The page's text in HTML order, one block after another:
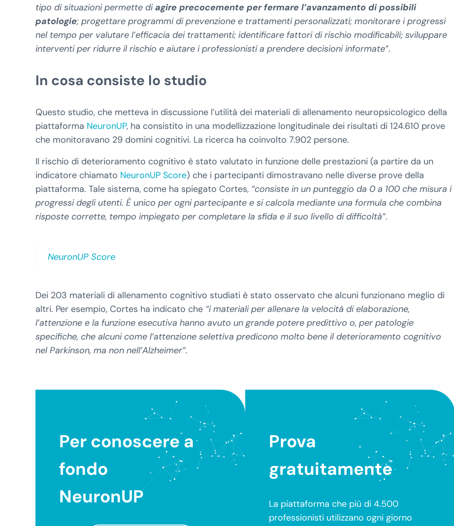
tipo di situazioni permette diagire precocemente per fermare l’avanzamento di possibili
patologie; progettare programmi di prevenzione e trattamenti personalizzati; monitorare i progressi
nel tempo per valutare l’efficacia dei trattamenti; identificare fattori di rischio modificabili; sviluppare
interventi per ridurre il rischio e aiutare i professionisti a prendere decisioni informate”.
In cosa consiste lo studio
Questo studio, che metteva in discussione l’utilità dei materiali di allenamento neuropsicologico della
piattaforma NeuronUP, ha consistito in una modellizzazione longitudinale dei risultati di 124.610 prove
che monitoravano 29 domini cognitivi. La ricerca ha coinvolto 7.902 persone.
Il rischio di deterioramento cognitivo è stato valutato in funzione delle prestazioni (a partire da un
indicatore chiamato NeuronUP Score) che i partecipanti dimostravano nelle diverse prove della
piattaforma. Tale sistema, come ha spiegato Cortes, “consiste in un punteggio da 0 a 100 che misura i
progressi degli utenti. È unico per ogni partecipante e si calcola mediante una formula che combina
risposte corrette, tempo impiegato per completare la sfida e il suo livello di difficoltà”.
NeuronUP Score
Dei 203 materiali di allenamento cognitivo studiati è stato osservato che alcuni funzionano meglio di
altri. Per esempio, Cortes ha indicato che “i materiali per allenare la velocità di elaborazione,
l’attenzione e la funzione esecutiva hanno avuto un grande potere predittivo o, per patologie
specifiche, che alcuni come l’attenzione selettiva predicono molto bene il deterioramento cognitivo
nel Parkinson, ma non nell’Alzheimer”.
Per conoscere a
fondo
NeuronUP
Prova
gratuitamente
La piattaforma che più di 4.500
professionisti utilizzano ogni giorno